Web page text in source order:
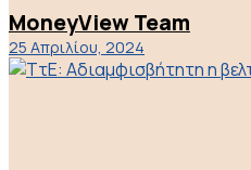
MoneyView Team
25 Απριλίου, 2024